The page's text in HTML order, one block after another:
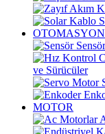
OTOMASYON
Sensör
ve Sürücüler
MOTOR